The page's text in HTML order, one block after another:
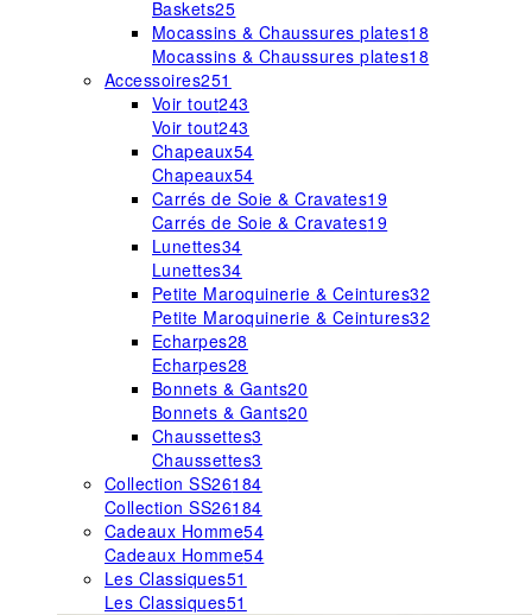
Baskets25
Mocassins & Chaussures plates18
Mocassins & Chaussures plates18
Accessoires251
Voir tout243
Voir tout243
Chapeaux54
Chapeaux54
Carrés de Soie & Cravates19
Carrés de Soie & Cravates19
Lunettes34
Lunettes34
Petite Maroquinerie & Ceintures32
Petite Maroquinerie & Ceintures32
Echarpes28
Echarpes28
Bonnets & Gants20
Bonnets & Gants20
Chaussettes3
Chaussettes3
Collection SS26184
Collection SS26184
Cadeaux Homme54
Cadeaux Homme54
Les Classiques51
Les Classiques51